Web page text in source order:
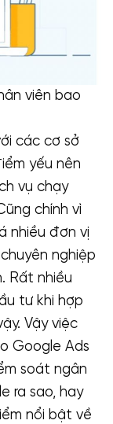
viên bao
các cơ sở
yếu nên
vụ chạy
chính vì
nhiều đơn vị
nghiệp
Rất nhiều
tư khi hợp
Vậy việc
Google Ads
soát ngân
ra sao, hay
nổi bật về